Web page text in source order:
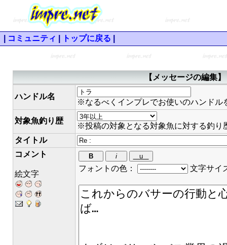
コミュニティ トップに戻る
【メッセージの編集
ハンドル名
※なるべくインプレでお使いのハンドル
対象魚釣り歴
※投稿の対象となる対象魚に対する釣り
タイトル
コメント
絵文字
フォントの色： 文字サイ